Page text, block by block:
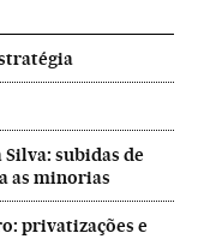
subidas de
as minorias
privatizações e